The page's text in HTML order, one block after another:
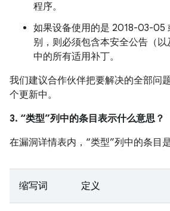
程序。
如果设备使用的是 2018-03-05
别，则必须包含本安全公告（以
中的所有适用补丁。
我们建议合作伙伴把要解决的全部问
个更新中。
3. “类型”列中的条目表示什么意思？
在漏洞详情表内，“类型”列中的条目
缩写词 定义